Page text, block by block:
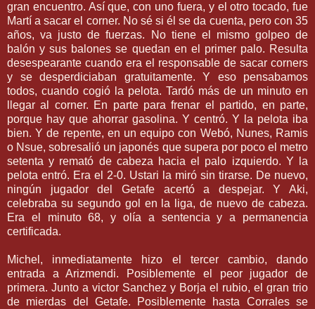
gran encuentro. Así que, con uno fuera, y el otro tocado, fue
Martí a sacar el corner. No sé si él se da cuenta, pero con 35
años, va justo de fuerzas. No tiene el mismo golpeo de
balón y sus balones se quedan en el primer palo. Resulta
desespearante cuando era el responsable de sacar corners
y se desperdiciaban gratuitamente. Y eso pensabamos
todos, cuando cogió la pelota. Tardó más de un minuto en
llegar al corner. En parte para frenar el partido, en parte,
porque hay que ahorrar gasolina. Y centró. Y la pelota iba
bien. Y de repente, en un equipo con Webó, Nunes, Ramis
o Nsue, sobresalió un japonés que supera por poco el metro
setenta y remató de cabeza hacia el palo izquierdo. Y la
pelota entró. Era el 2-0. Ustari la miró sin tirarse. De nuevo,
ningún jugador del Getafe acertó a despejar. Y Aki,
celebraba su segundo gol en la liga, de nuevo de cabeza.
Era el minuto 68, y olía a sentencia y a permanencia
certificada.
Michel, inmediatamente hizo el tercer cambio, dando
entrada a Arizmendi. Posiblemente el peor jugador de
primera. Junto a victor Sanchez y Borja el rubio, el gran trio
de mierdas del Getafe. Posiblemente hasta Corrales se